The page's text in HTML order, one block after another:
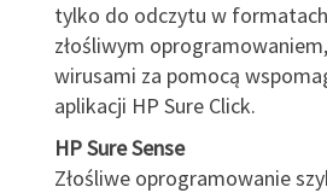
tylko do odczytu w
złośliwym
wirusami za pomocą
aplikacji HP Sure Click.
HP Sure Sense
Złośliwe oprogramowanie